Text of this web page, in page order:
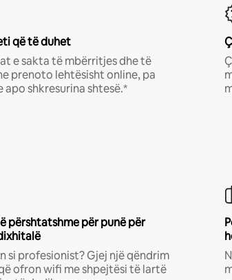
që të duhet
e sakta të mbërritjes dhe të
prenoto lehtësisht online, pa
apo shkresurina shtesë.*
përshtatshme për punë për
si profesionist? Gjej një qëndrim
ofron wifi me shpejtësi të lartë